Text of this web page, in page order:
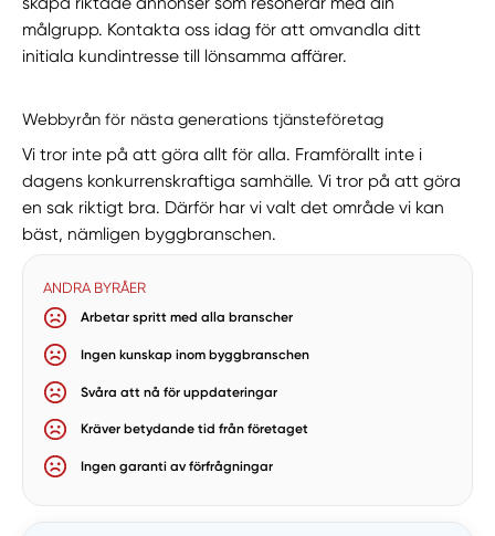
målgrupp. Kontakta oss idag för att omvandla ditt
initiala kundintresse till lönsamma affärer.
Webbyrån för nästa generations tjänsteföretag
Vi tror inte på att göra allt för alla. Framförallt inte i
dagens konkurrenskraftiga samhälle. Vi tror på att göra
en sak riktigt bra. Därför har vi valt det område vi kan
bäst, nämligen byggbranschen.